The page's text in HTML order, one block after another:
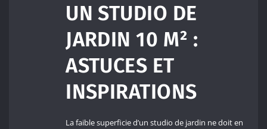
UN STUDIO DE
JARDIN 10 M² :
ASTUCES ET
INSPIRATIONS
La faible superficie d’un studio de jardin ne doit en